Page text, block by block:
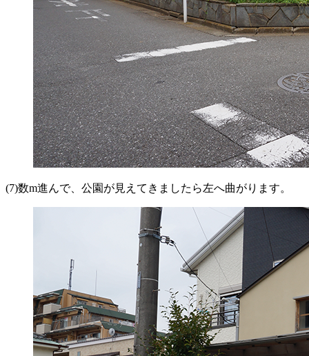
(7)数m進んで、公園が見えてきましたら左へ曲がります。